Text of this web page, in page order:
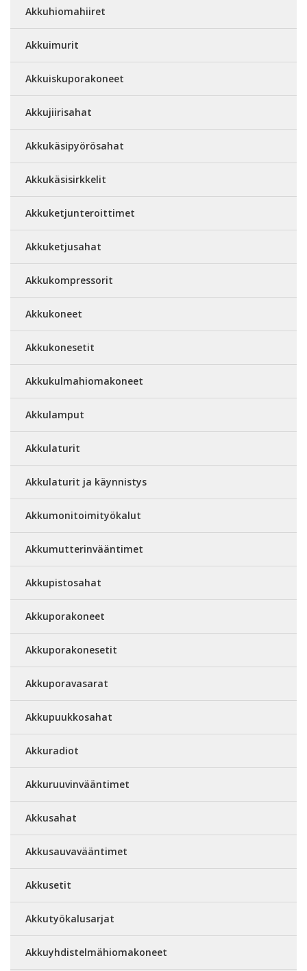
Akkuhiomahiiret
Akkuimurit
Akkuiskuporakoneet
Akkujiirisahat
Akkukäsipyörösahat
Akkukäsisirkkelit
Akkuketjunteroittimet
Akkuketjusahat
Akkukompressorit
Akkukoneet
Akkukonesetit
Akkukulmahiomakoneet
Akkulamput
Akkulaturit
Akkulaturit ja käynnistys
Akkumonitoimityökalut
Akkumutterinvääntimet
Akkupistosahat
Akkuporakoneet
Akkuporakonesetit
Akkuporavasarat
Akkupuukkosahat
Akkuradiot
Akkuruuvinvääntimet
Akkusahat
Akkusauvavääntimet
Akkusetit
Akkutyökalusarjat
Akkuyhdistelmähiomakoneet